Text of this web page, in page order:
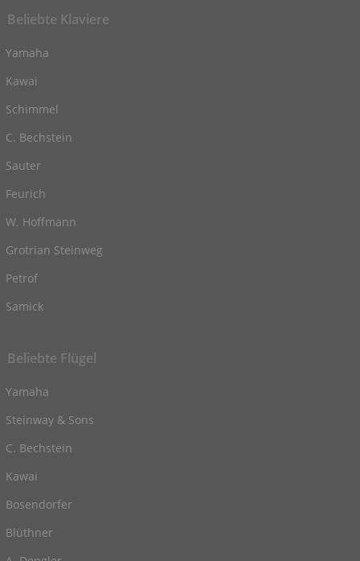
Beliebte Klaviere
Yamaha
Kawai
Schimmel
C. Bechstein
Sauter
Feurich
W. Hoffmann
Grotrian Steinweg
Petrof
Samick
Beliebte Flügel
Yamaha
Steinway & Sons
C. Bechstein
Kawai
Bosendorfer
Blüthner